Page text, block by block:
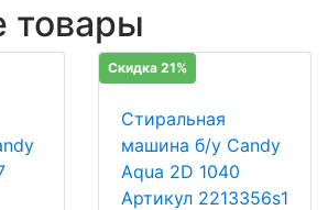
товары
Скидка 21%
Стиральная
машина б/у Candy
Aqua 2D 1040
Артикул 2213356s1